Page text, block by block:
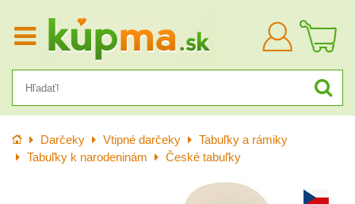
Prihlásiť
sa
Úvod Darčeky Vtipné darčeky
Tabuľky a rámiky
Tabuľky k narodeninám
České tabuľky